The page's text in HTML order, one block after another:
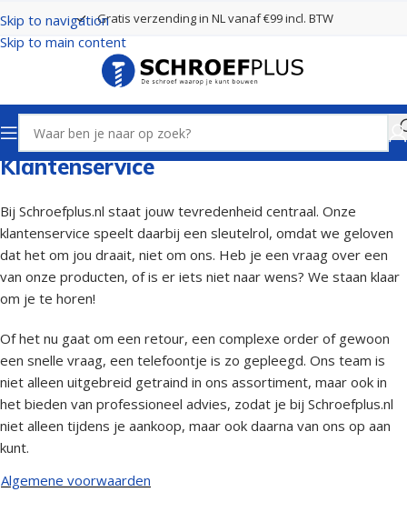
Skip to navigation
Skip to main content
Gratis verzending in NL vanaf €99 incl. BTW
Klantenservice
Bij Schroefplus.nl staat jouw tevredenheid centraal. Onze
klantenservice speelt daarbij een sleutelrol, omdat we geloven
dat het om jou draait, niet om ons. Heb je een vraag over een
van onze producten, of is er iets niet naar wens? We staan klaar
om je te horen!
Of het nu gaat om een retour, een complexe order of gewoon
een snelle vraag, een telefoontje is zo gepleegd. Ons team is
niet alleen uitgebreid getraind in ons assortiment, maar ook in
het bieden van professioneel advies, zodat je bij Schroefplus.nl
niet alleen tijdens je aankoop, maar ook daarna van ons op aan
kunt.
Algemene voorwaarden